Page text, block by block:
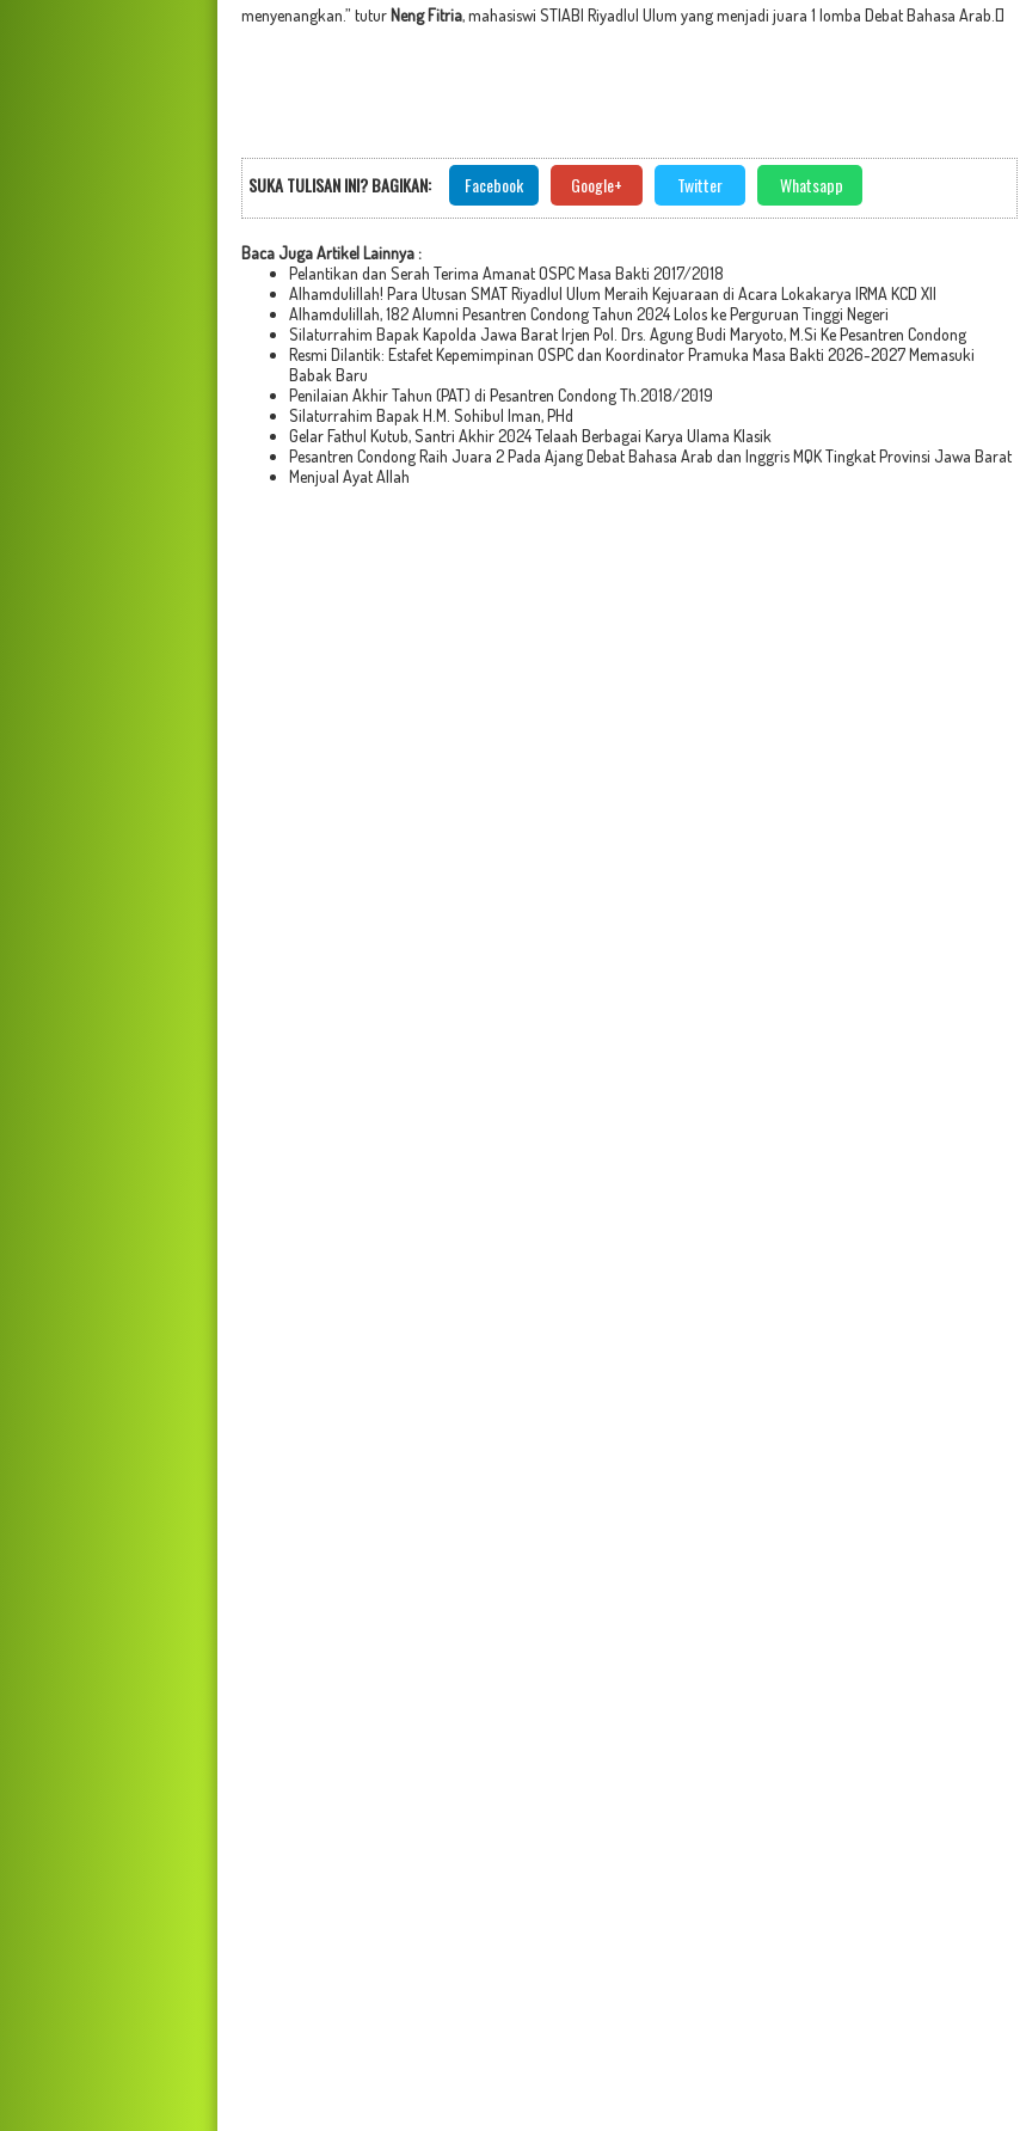
menyenangkan.” tuturNeng Fitria, mahasiswi STIABI Riyadlul Ulum yang menjadi juara 1 lomba Debat Bahasa Arab.[]
SUKA TULISAN INI? BAGIKAN: Facebook Google+ Twitter Whatsapp
Baca Juga Artikel Lainnya :
Pelantikan dan Serah Terima Amanat OSPC Masa Bakti 2017/2018
Alhamdulillah! Para Utusan SMAT Riyadlul Ulum Meraih Kejuaraan di Acara Lokakarya IRMA KCD XII
Alhamdulillah, 182 Alumni Pesantren Condong Tahun 2024 Lolos ke Perguruan Tinggi Negeri
Silaturrahim Bapak Kapolda Jawa Barat Irjen Pol. Drs. Agung Budi Maryoto, M.Si Ke Pesantren Condong
Resmi Dilantik: Estafet Kepemimpinan OSPC dan Koordinator Pramuka Masa Bakti 2026-2027 Memasuki
Babak Baru
Penilaian Akhir Tahun (PAT) di Pesantren Condong Th.2018/2019
Silaturrahim Bapak H.M. Sohibul Iman, PHd
Gelar Fathul Kutub, Santri Akhir 2024 Telaah Berbagai Karya Ulama Klasik
Pesantren Condong Raih Juara 2 Pada Ajang Debat Bahasa Arab dan Inggris MQK Tingkat Provinsi Jawa Barat
Menjual Ayat Allah